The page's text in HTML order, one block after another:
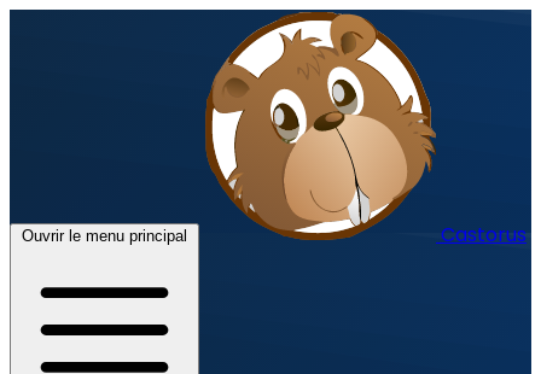
Ouvrir le menu principal Castorus